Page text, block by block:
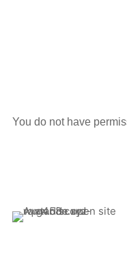
You do not have